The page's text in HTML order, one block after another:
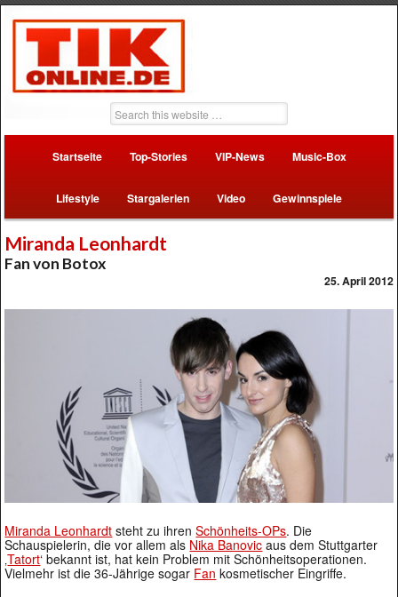
Startseite Top-Stories VIP-News Music-Box
Lifestyle Stargalerien Video Gewinnspiele
Miranda Leonhardt
Fan von Botox
25. April 2012
Miranda Leonhardt steht zu ihrenSchönheits-OPs. Die
Schauspielerin, die vor allem als Nika Banovic aus dem Stuttgarter
‚Tatort‘ bekannt ist, hat kein Problem mit Schönheitsoperationen.
Vielmehr ist die 36-Jährige sogar Fan kosmetischer Eingriffe.